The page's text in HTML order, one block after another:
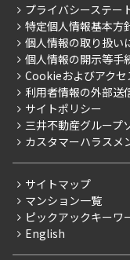
こだわりから探す
こだわり一覧
プレミアムマンシ
新築
当社限定（港区・渋
当社限定（港区・
三井不動産企画
賃料改定
フリーレント
ペット可
ご入居・提携サービ
お部屋探しからご
よくあるご質問
社宅紹介
【仲介会社様向け
会社情報
事業案内
採用情報
ニュースリリース
お問い合わせ
プライバシーステー
特定個人情報基本方
個人情報の取り扱い
個人情報の開示等手
Cookieおよびアクセ
利用者情報の外部送
サイトポリシー
三井不動産グループ
カスタマーハラスメ
サイトマップ
マンション一覧
ピックアックキーワ
English